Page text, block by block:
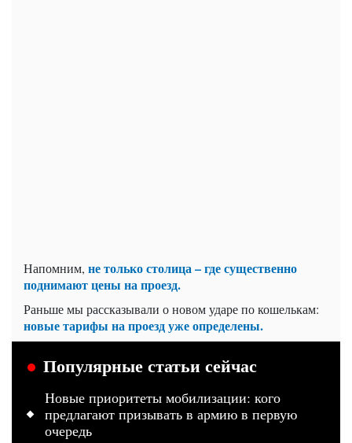
Напомним, не только столица – где существенно
поднимают цены на проезд.
Раньше мы рассказывали о новом ударе по кошелькам:
новые тарифы на проезд уже определены.
Популярные статьи сейчас
Новые приоритеты мобилизации: кого
предлагают призывать в армию в первую
очередь